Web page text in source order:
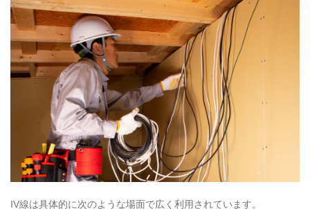
IV線は具体的に次のような場面で広く利用されています。